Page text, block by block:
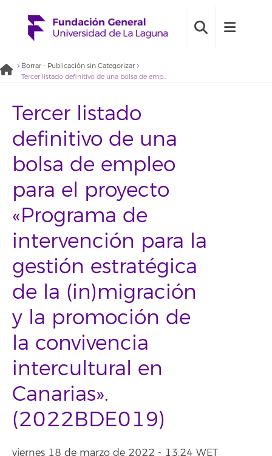
Borrar - Publicación sin Categorizar
Tercer listado definitivo de una bolsa de empleo para el proyecto «Programa de intervención para la gestión estratégica de la (in)migración y la promoción de la convivencia intercultural en Canarias». (2022BDE019)
Tercer listado
definitivo de una
bolsa de empleo
para el proyecto
«Programa de
intervención para la
gestión estratégica
de la (in)migración
y la promoción de
la convivencia
intercultural en
Canarias».
(2022BDE019)
viernes 18 de marzo de 2022 - 13:24 WET